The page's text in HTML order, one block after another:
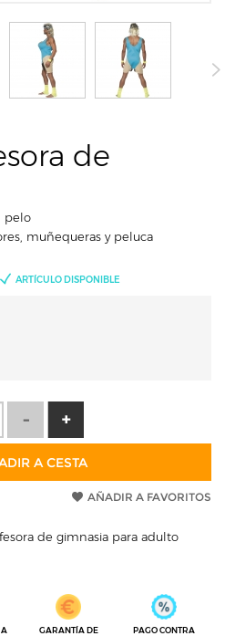
de
pelo
muñequeras y peluca
ARTÍCULO DISPONIBLE
A CESTA
AÑADIR A FAVORITOS
de gimnasia para adulto
A
GARANTÍA DE
PAGO CONTRA